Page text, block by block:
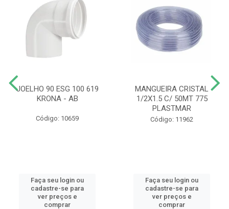
JOELHO 90 ESG 100 619
KRONA - AB
Código: 10659
Faça seu login ou
cadastre-se para
ver preços e
comprar
MANGUEIRA CRISTAL
1/2X1.5 C/ 50MT 775
PLASTMAR
Código: 11962
Faça seu login ou
cadastre-se para
ver preços e
comprar